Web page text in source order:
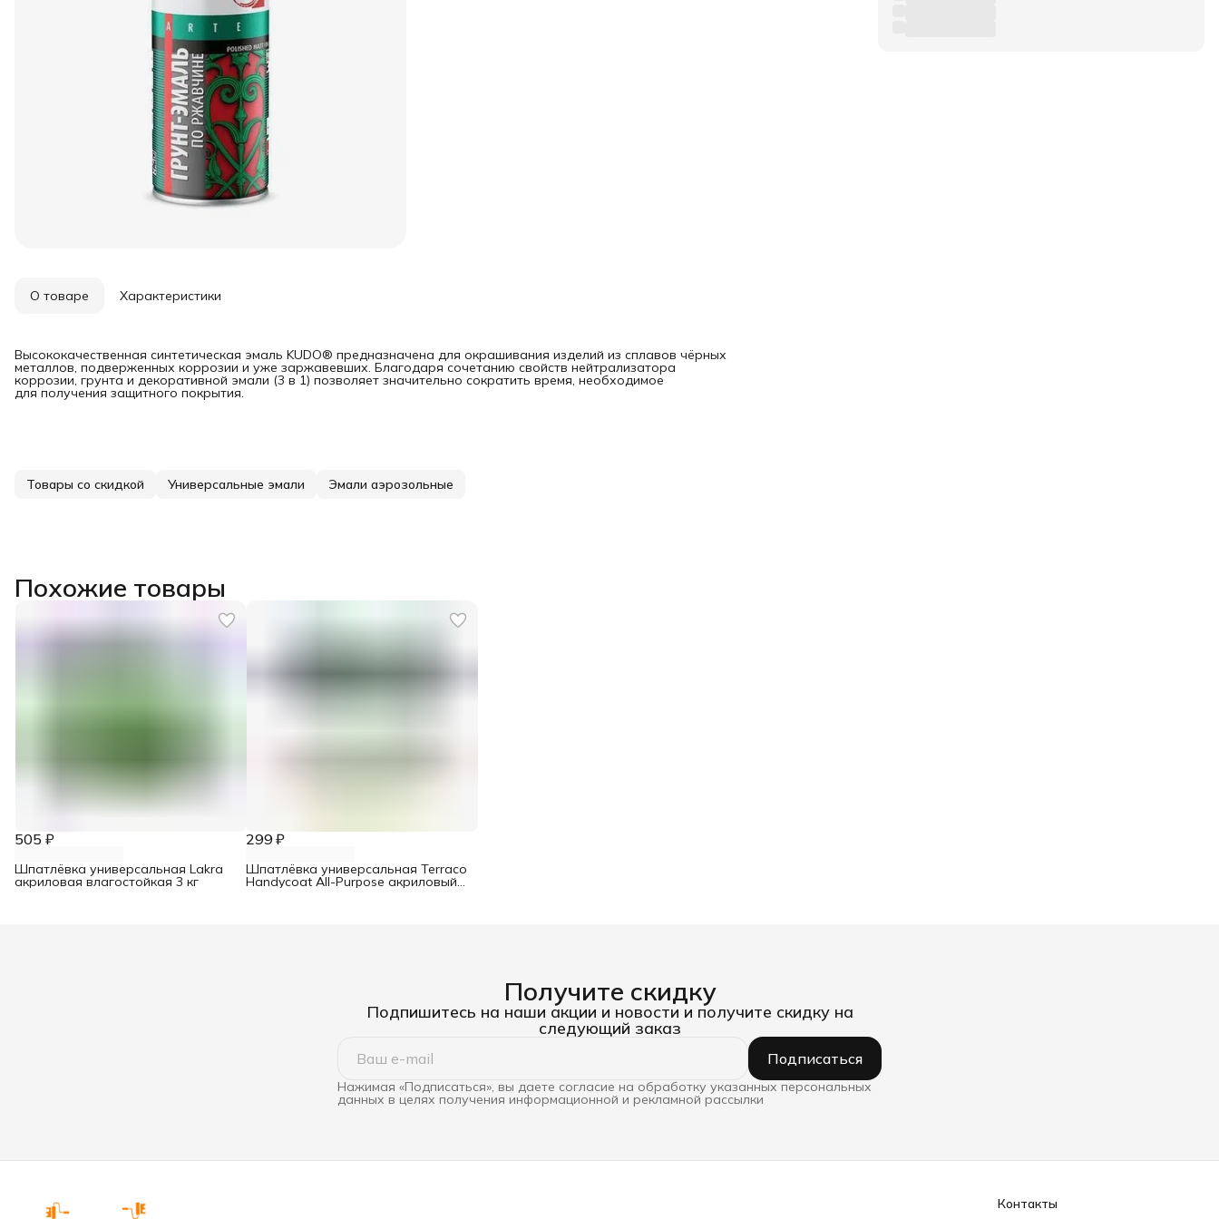
О товаре Характеристики
Высококачественная синтетическая эмаль KUDO® предназначена для окрашивания изделий из сплавов чёрных
металлов, подверженных коррозии и уже заржавевших. Благодаря сочетанию свойств нейтрализатора
коррозии, грунта и декоративной эмали (3 в 1) позволяет значительно сократить время, необходимое
для получения защитного покрытия.
Товары со скидкой Универсальные эмали Эмали аэрозольные
Похожие товары
505 ₽
Шпатлёвка универсальная Lakra
акриловая влагостойкая 3 кг
299 ₽
Шпатлёвка универсальная Terraco
Handycoat All-Purpose акриловый
Получите скидку
Подпишитесь на наши акции и новости и получите скидку на
следующий заказ
Подписаться
Нажимая «Подписаться», вы даете согласие на обработку указанных персональных
данных в целях получения информационной и рекламной рассылки
Контакты